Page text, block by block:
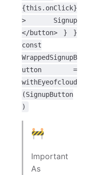
{this.onClick}
> Signup
</button> } }
const
WrappedSignupB
utton =
withEyeofcloud
(SignupButton
)
🚧
Important
As